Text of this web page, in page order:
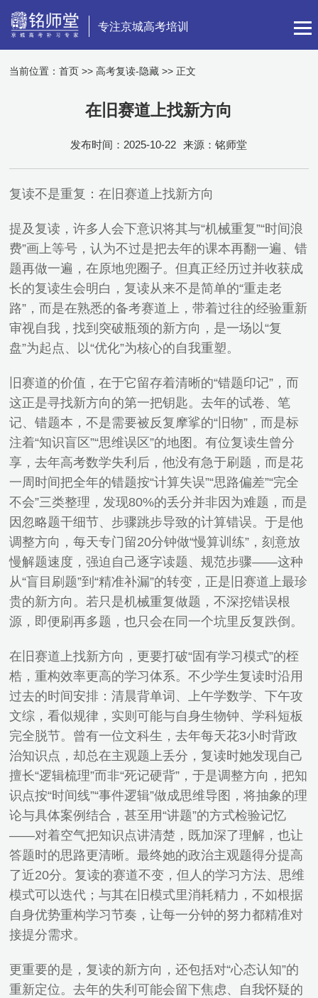
专注京城高考培训
当前位置：首页 >> 高考复读-隐藏 >> 正文
在旧赛道上找新方向
发布时间：2025-10-22 来源：铭师堂
复读不是重复：在旧赛道上找新方向
提及复读，许多人会下意识将其与“机械重复”“时间浪
费”画上等号，认为不过是把去年的课本再翻一遍、错
题再做一遍，在原地兜圈子。但真正经历过并收获成
长的复读生会明白，复读从来不是简单的“重走老
路”，而是在熟悉的备考赛道上，带着过往的经验重新
审视自我，找到突破瓶颈的新方向，是一场以“复
盘”为起点、以“优化”为核心的自我重塑。
旧赛道的价值，在于它留存着清晰的“错题印记”，而
这正是寻找新方向的第一把钥匙。去年的试卷、笔
记、错题本，不是需要被反复摩挲的“旧物”，而是标
注着“知识盲区”“思维误区”的地图。有位复读生曾分
享，去年高考数学失利后，他没有急于刷题，而是花
一周时间把全年的错题按“计算失误”“思路偏差”“完全
不会”三类整理，发现80%的丢分并非因为难题，而是
因忽略题干细节、步骤跳步导致的计算错误。于是他
调整方向，每天专门留20分钟做“慢算训练”，刻意放
慢解题速度，强迫自己逐字读题、规范步骤——这种
从“盲目刷题”到“精准补漏”的转变，正是旧赛道上最珍
贵的新方向。若只是机械重复做题，不深挖错误根
源，即便刷再多题，也只会在同一个坑里反复跌倒。
在旧赛道上找新方向，更要打破“固有学习模式”的桎
梏，重构效率更高的学习体系。不少学生复读时沿用
过去的时间安排：清晨背单词、上午学数学、下午攻
文综，看似规律，实则可能与自身生物钟、学科短板
完全脱节。曾有一位文科生，去年每天花3小时背政
治知识点，却总在主观题上丢分，复读时她发现自己
擅长“逻辑梳理”而非“死记硬背”，于是调整方向，把知
识点按“时间线”“事件逻辑”做成思维导图，将抽象的理
论与具体案例结合，甚至用“讲题”的方式检验记忆
——对着空气把知识点讲清楚，既加深了理解，也让
答题时的思路更清晰。最终她的政治主观题得分提高
了近20分。复读的赛道不变，但人的学习方法、思维
模式可以迭代；与其在旧模式里消耗精力，不如根据
自身优势重构学习节奏，让每一分钟的努力都精准对
接提分需求。
更重要的是，复读的新方向，还包括对“心态认知”的
重新定位。去年的失利可能会留下焦虑、自我怀疑的